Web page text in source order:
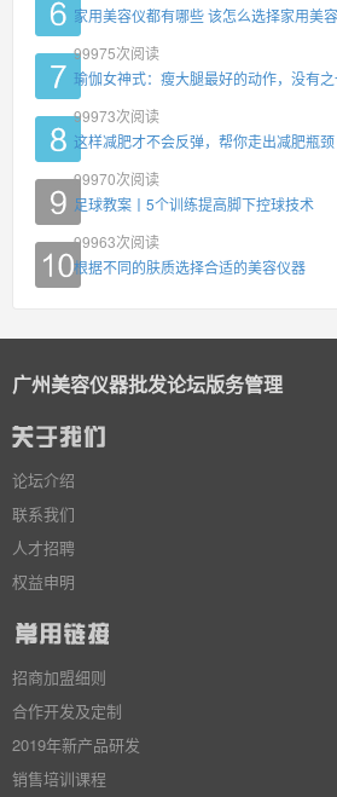
家用美容仪都有哪些 该怎么选择家用美
99975次阅读
瑜伽女神式：瘦大腿最好的动作，没有
99973次阅读
这样减肥才不会反弹，帮你走出减肥瓶颈
99970次阅读
足球教案丨5个训练提高脚下控球技术
99963次阅读
根据不同的肤质选择合适的美容仪器
广州美容仪器批发论坛版务管理
论坛介绍
联系我们
人才招聘
权益申明
招商加盟细则
合作开发及定制
2019年新产品研发
销售培训课程